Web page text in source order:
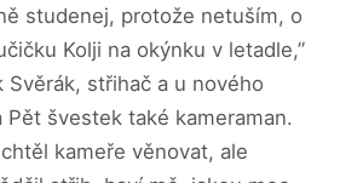
studenej, protože netuším, o
Kolji na okýnku v letadle,”
Svěrák, střihač a u nového
Pět švestek také kameraman.
kameře věnovat, ale